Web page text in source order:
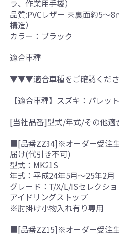
ラ、作業用手袋）
品質:PVCレザー ※裏面約5～8
構造）
カラー：ブラック
適合車種
▼▼▼適合車種をご確認く
【適合車種】スズキ：パレッ
[当社品番]型式/年式/その他適
■[品番ZZ34]※オーダー受注
届け(代引き不可)
型式：MK21S
年式：平成24年5月～25年2月
グレード：T/X/L/ISセレクシ
アイドリングストップ
※肘掛け小物入れ有り専用
■[品番ZZ15]※オーダー受注